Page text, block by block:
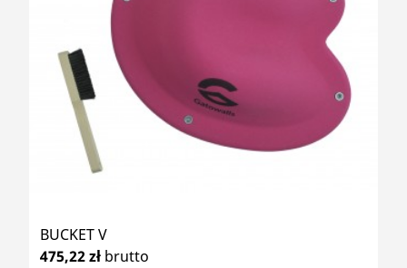
BUCKET V
475,22 zł brutto